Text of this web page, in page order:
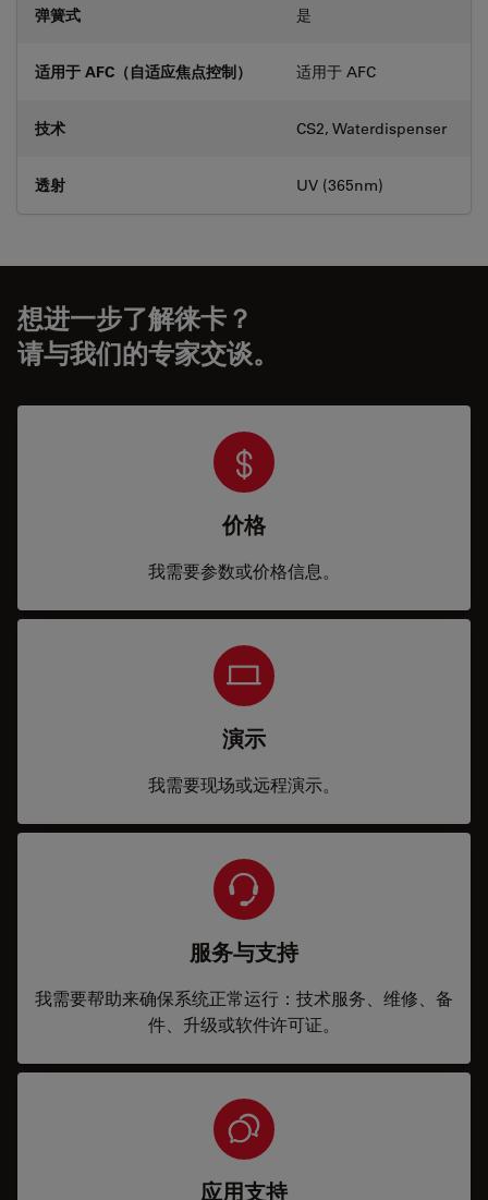
弹簧式 是
适用于 AFC（自适应焦点控制） 适用于 AFC
技术 CS2, Waterdispenser
透射 UV (365nm)
想进一步了解徕卡？
请与我们的专家交谈。
价格
我需要参数或价格信息。
演示
我需要现场或远程演示。
服务与支持
我需要帮助来确保系统正常运行：技术服务、维修、备
件、升级或软件许可证。
应用支持